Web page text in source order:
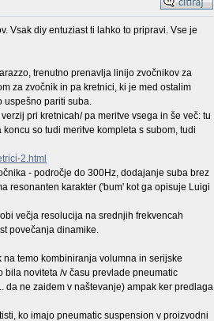
Vsak diy entuziast ti lahko to pripravi. Vse je
trenutno prenavlja linijo zvočnikov za
za zvočnik in pa kretnici, ki je med ostalim
uspešno pariti suba.
pri kretnicah/ pa meritve vsega in še več: tu
so tudi meritve kompleta s subom, tudi
2.html
- področje do 300Hz, dodajanje suba brez
resonanten karakter ('bum' kot ga opisuje Luigi
večja resolucija na srednjih frekvencah
povečanja dinamike.
temo kombiniranja volumna in serijske
bila noviteta /v času prevlade pneumatic
da ne zaidem v naštevanje) ampak ker predlaga
ko imajo pneumatic suspension v proizvodni